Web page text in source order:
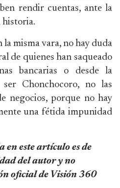
rendir cuentas, ante la
historia.
la misma vara, no hay duda
de quienes han saqueado
bancarias o desde la
Chonchocoro, no las
negocios, porque no hay
una fétida impunidad
en este artículo es de
del autor y no
oficial de Visión 360